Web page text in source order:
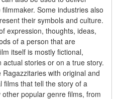
Some industries also
their symbols and culture.
expression, thoughts, ideas,
of a person that are
itself is mostly fictional,
stories or on a true story.
with original and
films that tell the story of a
popular genre films, from